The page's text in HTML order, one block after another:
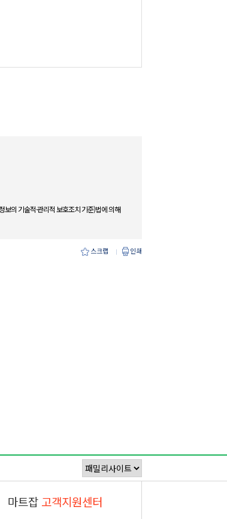
보의 기술적·관리적 보호조치 기준)법에 의해
스크랩 인쇄
마트잡 고객지원센터